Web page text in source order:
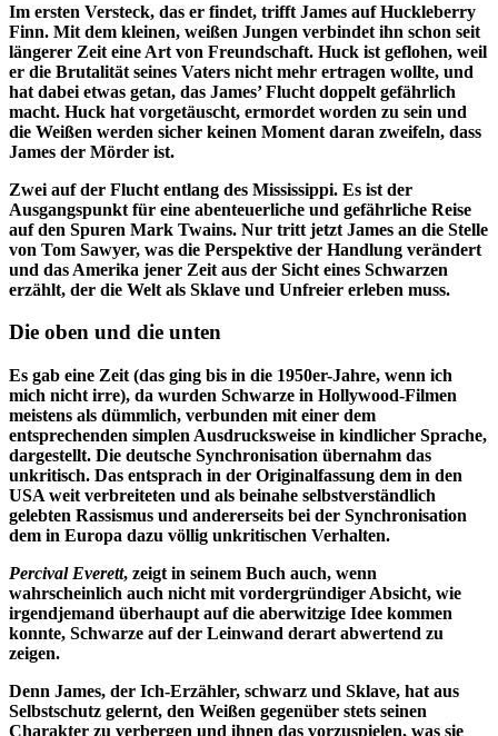
Im ersten Versteck, das er findet, trifft James auf Huckleberry
Finn. Mit dem kleinen, weißen Jungen verbindet ihn schon seit
längerer Zeit eine Art von Freundschaft. Huck ist geflohen, weil
er die Brutalität seines Vaters nicht mehr ertragen wollte, und
hat dabei etwas getan, das James’ Flucht doppelt gefährlich
macht. Huck hat vorgetäuscht, ermordet worden zu sein und
die Weißen werden sicher keinen Moment daran zweifeln, dass
James der Mörder ist.
Zwei auf der Flucht entlang des Mississippi. Es ist der
Ausgangspunkt für eine abenteuerliche und gefährliche Reise
auf den Spuren Mark Twains. Nur tritt jetzt James an die Stelle
von Tom Sawyer, was die Perspektive der Handlung verändert
und das Amerika jener Zeit aus der Sicht eines Schwarzen
erzählt, der die Welt als Sklave und Unfreier erleben muss.
Die oben und die unten
Es gab eine Zeit (das ging bis in die 1950er-Jahre, wenn ich
mich nicht irre), da wurden Schwarze in Hollywood-Filmen
meistens als dümmlich, verbunden mit einer dem
entsprechenden simplen Ausdrucksweise in kindlicher Sprache,
dargestellt. Die deutsche Synchronisation übernahm das
unkritisch. Das entsprach in der Originalfassung dem in den
USA weit verbreiteten und als beinahe selbstverständlich
gelebten Rassismus und andererseits bei der Synchronisation
dem in Europa dazu völlig unkritischen Verhalten.
Percival Everett, zeigt in seinem Buch auch, wenn
wahrscheinlich auch nicht mit vordergründiger Absicht, wie
irgendjemand überhaupt auf die aberwitzige Idee kommen
konnte, Schwarze auf der Leinwand derart abwertend zu
zeigen.
Denn James, der Ich-Erzähler, schwarz und Sklave, hat aus
Selbstschutz gelernt, den Weißen gegenüber stets seinen
Charakter zu verbergen und ihnen das vorzuspielen, was sie